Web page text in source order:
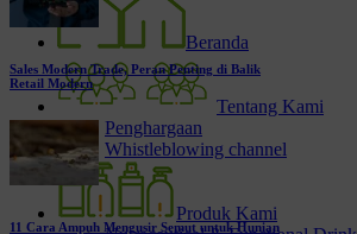
Beranda
Tentang Kami
Penghargaan
Whistleblowing channel
Produk Kami
Sales Modern Trade, Peran Penting di Balik
Retail Modern
11 Cara Ampuh Mengusir Semut untuk Hunian